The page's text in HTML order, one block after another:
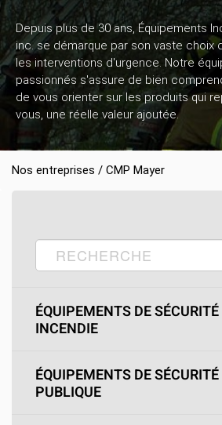
Depuis plus de 30 ans, Équipements
inc. se démarque par son vaste choix
les interventions d'urgence. Notre
passionnés s'assure de bien
de vous orienter sur les produits qui
vous, une réelle valeur ajoutée.
Nos entreprises / CMP Mayer
ÉQUIPEMENTS DE SÉCURITÉ
INCENDIE
ÉQUIPEMENTS DE SÉCURITÉ
PUBLIQUE